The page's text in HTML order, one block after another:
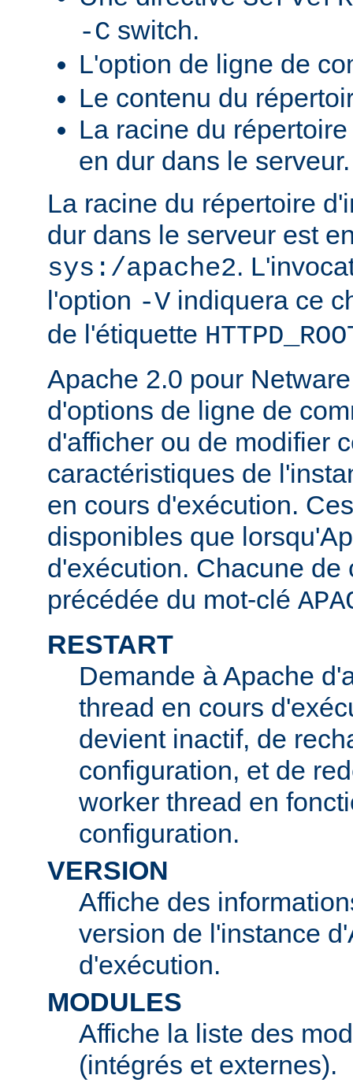
-C switch.
L'option de ligne de
Le contenu du
La racine du
en dur dans le serveur.
La racine du répertoire
dur dans le serveur est
sys:/apache2.
l'option -V indiquera ce
de l'étiquette
Apache 2.0 pour
d'options de ligne de
d'afficher ou de modifier
caractéristiques de
en cours d'exécution.
disponibles que
d'exécution. Chacune de
précédée du mot-clé
RESTART
Demande à Apache
thread en cours
devient inactif, de
configuration, et de
worker thread en
configuration.
VERSION
Affiche des
version de l'instance
d'exécution.
MODULES
Affiche la liste des
(intégrés et externes).